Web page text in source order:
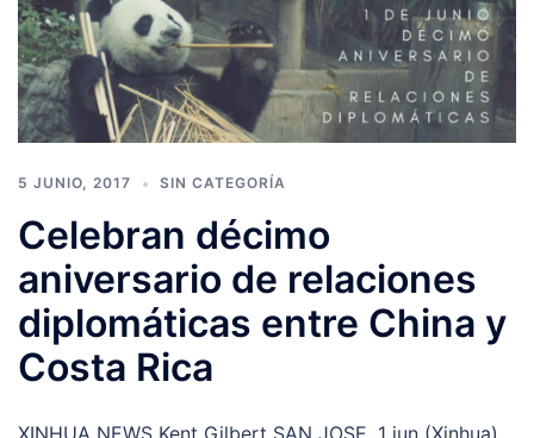
5 JUNIO, 2017 SIN CATEGORÍA
Celebran décimo
aniversario de relaciones
diplomáticas entre China y
Costa Rica
XINHUA NEWS Kent Gilbert SAN JOSE, 1 jun (Xinhua)